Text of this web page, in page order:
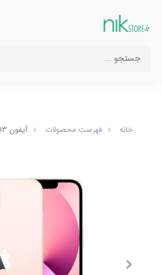
خانه فهرست محصولات آیفون 13 ظرفیت 256 گیگابایت (Not Active)